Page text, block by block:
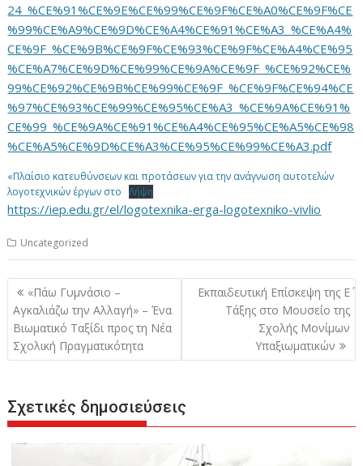
24_%CE%91%CE%9E%CE%99%CE%9F%CE%A0%CE%9F%CE
%99%CE%A9%CE%9D%CE%A4%CE%91%CE%A3_%CE%A4%
CE%9F_%CE%9B%CE%9F%CE%93%CE%9F%CE%A4%CE%95
%CE%A7%CE%9D%CE%99%CE%9A%CE%9F_%CE%92%CE%
99%CE%92%CE%9B%CE%99%CE%9F_%CE%9F%CE%94%CE
%97%CE%93%CE%99%CE%95%CE%A3_%CE%9A%CE%91%
CE%99_%CE%9A%CE%91%CE%A4%CE%95%CE%A5%CE%98
%CE%A5%CE%9D%CE%A3%CE%95%CE%99%CE%A3.pdf
«Πλαίσιο κατευθύνσεων και προτάσεων για την ανάγνωση αυτοτελών
λογοτεχνικών έργων στο
Λήψη
https://iep.edu.gr/el/logotexnika-erga-logotexniko-vivlio
Uncategorized
Πλοήγηση
άρθρων
«Πάω Γυμνάσιο –
Αγκαλιάζω την Αλλαγή» – Ένα
Βιωματικό Ταξίδι προς τη Νέα
Σχολική Πραγματικότητα
Εκπαιδευτική Επίσκεψη της Ε΄
Τάξης στο Μουσείο της
Σχολής Μονίμων
Υπαξιωματικών
Σχετικές δημοσιεύσεις